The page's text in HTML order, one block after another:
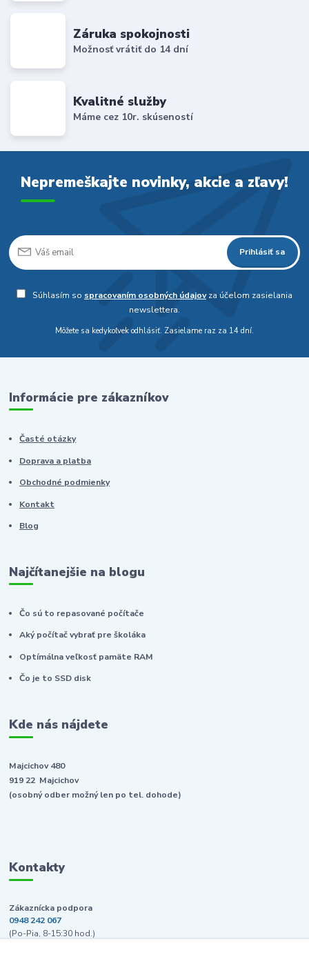
Záruka spokojnosti
Možnosť vrátiť do 14 dní
Kvalitné služby
Máme cez 10r. skúseností
Nepremeškajte novinky, akcie a zľavy!
Prihlásiť sa
Súhlasím so spracovaním osobných údajovza účelom zasielania
newslettera.
Môžete sa kedykoľvek odhlásiť. Zasielame raz za 14 dní.
Informácie pre zákazníkov
Časté otázky
Doprava a platba
Obchodné podmienky
Kontakt
Blog
Najčítanejšie na blogu
Čo sú to repasované počítače
Aký počítač vybrať pre školáka
Optímálna veľkosť pamäte RAM
Čo je to SSD disk
Kde nás nájdete
Majcichov 480
919 22 Majcichov
(osobný odber možný len po tel. dohode)
Kontakty
Zákaznícka podpora
0948 242 067
(Po-Pia, 8-15:30 hod.)